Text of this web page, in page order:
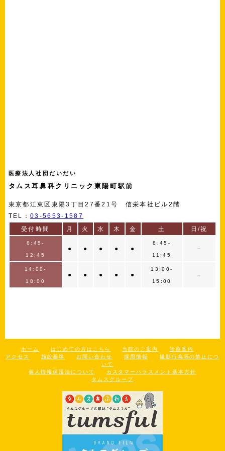
医療法人社団だいだい
タムス耳鼻科クリニック東陽町駅前
東京都江東区東陽3丁目27番21号 信栄本社ビル2階
TEL：03-5653-1587
受付時間
月 火 水 木 金 土 日/祝
8:45-
12:45
● ● ● ● ●
8:45-
11:45
－
14:00-
18:00
● ● ● ● ●
13:00-
15:00
－
ホーム はじめての方はこちら 当院のご案内
診療案内
アクセス
施設基準 お問い合わせ 採用情報
撮影行為等の禁止につ
いて
個人情報保護法について
カスタマーハラスメント基本方針
タムスグループ